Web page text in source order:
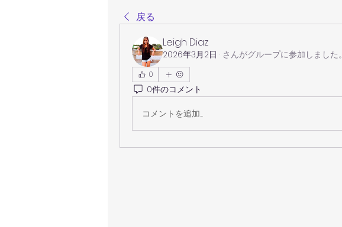
戻る
Leigh Diaz
2026年3月2日 · さんがグループに参加しました。
0
0件のコメント
コメントを追加…